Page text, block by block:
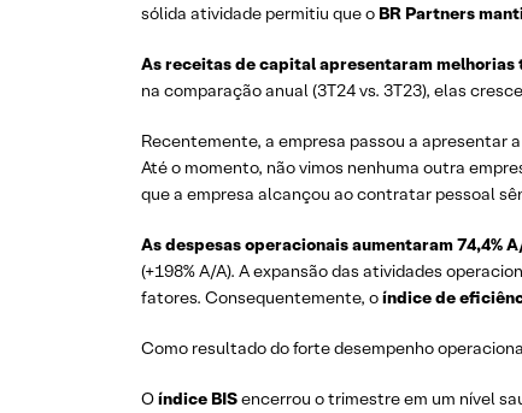
sólida atividade permitiu que o BR Partners
As receitas de capital apresentaram
na comparação anual (3T24 vs. 3T23), elas
Recentemente, a empresa passou a apresentar
Até o momento, não vimos nenhuma outra
que a empresa alcançou ao contratar pessoal
As despesas operacionais aumentaram 74,4%
(+198% A/A). A expansão das atividades
fatores. Consequentemente, oíndice de
Como resultado do forte desempenho
Oíndice BISencerrou o trimestre em um nível